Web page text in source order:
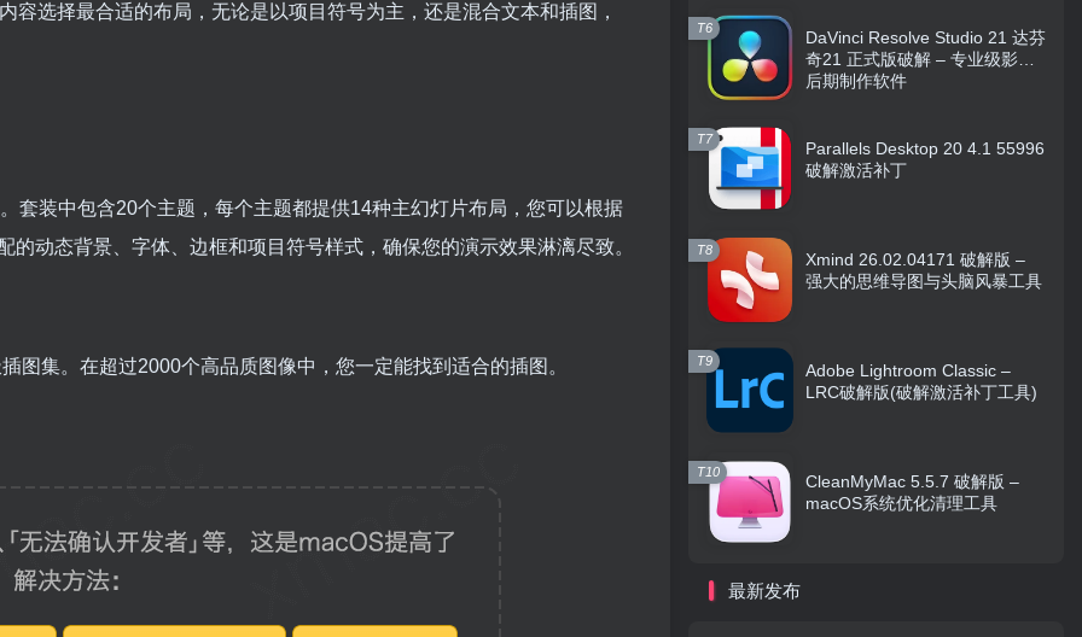
选择最合适的布局，无论是以项目符号为主，还是混合文本和插图，
套装中包含20个主题，每个主题都提供14种主幻灯片布局，您可以根据
动态背景、字体、边框和项目符号样式，确保您的演示效果淋漓尽致。
图集。在超过2000个高品质图像中，您一定能找到适合的插图。
DaVinci Resolve Studio 21 达芬
奇21 正式版破解 – 专业级影视
后期制作软件
T6
Parallels Desktop 20 4.1 55996
破解激活补丁
T7
Xmind 26.02.04171 破解版 –
强大的思维导图与头脑风暴工具
T8
Adobe Lightroom Classic –
LRC破解版(破解激活补丁工具)
T9
CleanMyMac 5.5.7 破解版 –
macOS系统优化清理工具
T10
最新发布